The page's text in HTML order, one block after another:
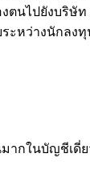
ตนไปยังบริษัท
ะหว่างนักลง
กในบัญชีเดี่